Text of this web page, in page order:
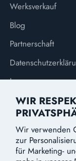
WIR
Wir verwenden
zur
für Marketing-
Werksverkauf
Blog
Partnerschaft
Impressum
WÄHRUNG